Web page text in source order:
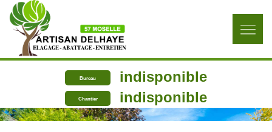
Bureau indisponible
Chantier indisponible